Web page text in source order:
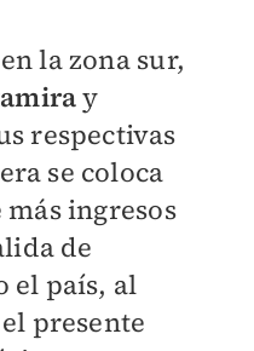
la zona sur,
y
respectivas
se coloca
más ingresos
de
el país, al
presente